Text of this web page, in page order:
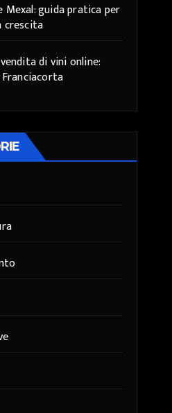
Mexal: guida pratica per
crescita
di vini online: